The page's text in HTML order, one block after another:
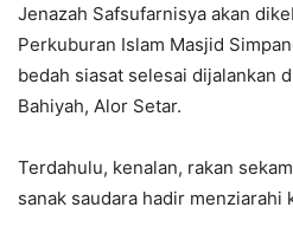
Jenazah Safsufarnisya akan
Perkuburan Islam Masjid
bedah siasat selesai dijalankan
Bahiyah, Alor Setar.
Terdahulu, kenalan, rakan
sanak saudara hadir menziarahi